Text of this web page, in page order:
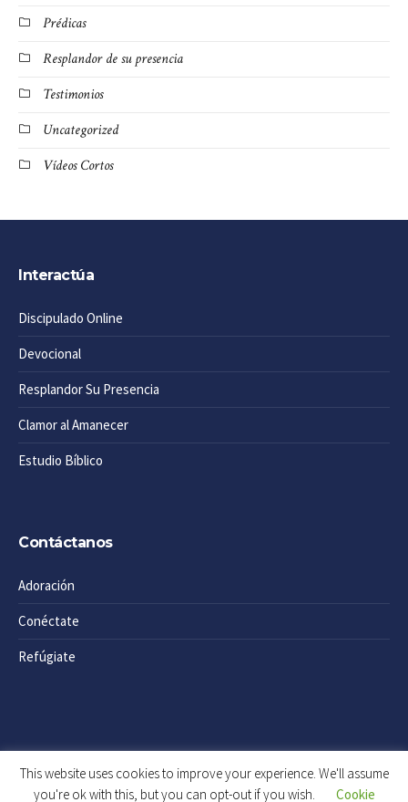
Prédicas
Resplandor de su presencia
Testimonios
Uncategorized
Vídeos Cortos
Interactúa
Discipulado Online
Devocional
Resplandor Su Presencia
Clamor al Amanecer
Estudio Bíblico
Contáctanos
Adoración
Conéctate
Refúgiate
This website uses cookies to improve your experience. We'll assume
you're ok with this, but you can opt-out if you wish.
Cookie